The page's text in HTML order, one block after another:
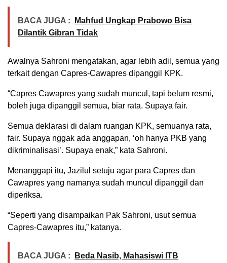
BACA JUGA :
Mahfud Ungkap Prabowo Bisa
Dilantik Gibran Tidak
Awalnya Sahroni mengatakan, agar lebih adil, semua yang
terkait dengan Capres-Cawapres dipanggil KPK.
“Capres Cawapres yang sudah muncul, tapi belum resmi,
boleh juga dipanggil semua, biar rata. Supaya fair.
Semua deklarasi di dalam ruangan KPK, semuanya rata,
fair. Supaya nggak ada anggapan, ‘oh hanya PKB yang
dikriminalisasi’. Supaya enak,” kata Sahroni.
Menanggapi itu, Jazilul setuju agar para Capres dan
Cawapres yang namanya sudah muncul dipanggil dan
diperiksa.
“Seperti yang disampaikan Pak Sahroni, usut semua
Capres-Cawapres itu,” katanya.
BACA JUGA :
Beda Nasib, Mahasiswi ITB